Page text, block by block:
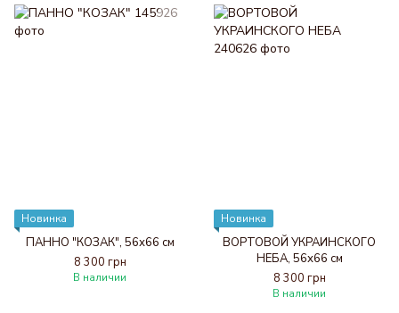
Новинка
ПАННО "КОЗАК", 56х66 см
8 300 грн
В наличии
Новинка
ВОРТОВОЙ УКРАИНСКОГО
НЕБА, 56х66 см
8 300 грн
В наличии